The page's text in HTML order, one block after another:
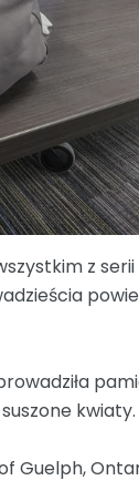
z
kwiaty.
Guelph,